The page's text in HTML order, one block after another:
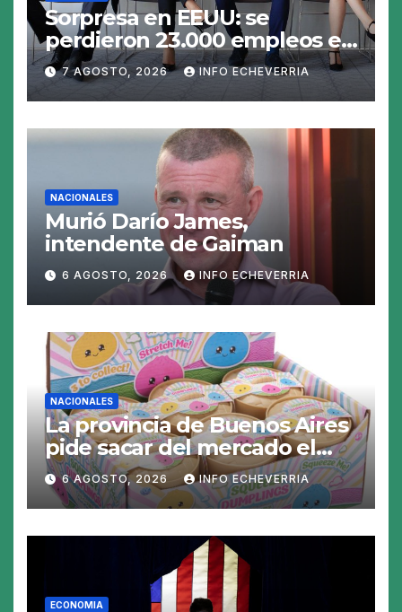
Sorpresa en EEUU: se
perdieron 23.000 empleos en
julio y el mercado recalcula
las perspectivas para las
tasas
7 AGOSTO, 2026 INFO ECHEVERRIA
NACIONALES
Murió Darío James,
intendente de Gaiman
6 AGOSTO, 2026 INFO ECHEVERRIA
NACIONALES
La provincia de Buenos Aires
pide sacar del mercado el
«Squeezy Dumpling», un
juguete «tóxico»
6 AGOSTO, 2026 INFO ECHEVERRIA
ECONOMIA